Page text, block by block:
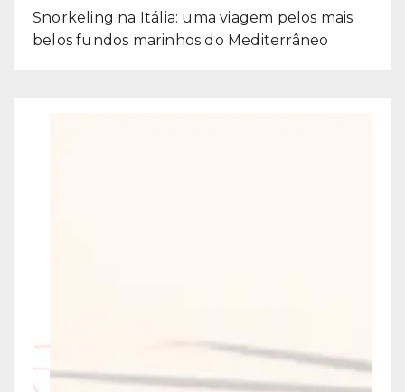
Snorkeling na Itália: uma viagem pelos mais
belos fundos marinhos do Mediterrâneo